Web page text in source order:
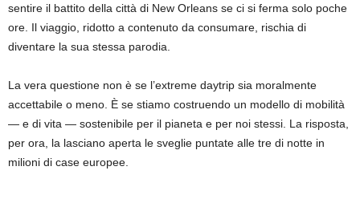
sentire il battito della città di New Orleans se ci si ferma solo poche
ore. Il viaggio, ridotto a contenuto da consumare, rischia di
diventare la sua stessa parodia.
La vera questione non è se l’extreme daytrip sia moralmente
accettabile o meno. È se stiamo costruendo un modello di mobilità
— e di vita — sostenibile per il pianeta e per noi stessi. La risposta,
per ora, la lasciano aperta le sveglie puntate alle tre di notte in
milioni di case europee.